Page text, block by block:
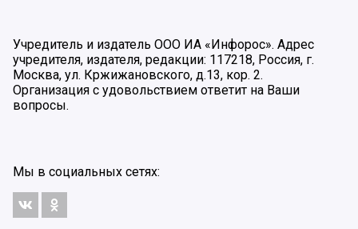
Учредитель и издатель ООО ИА «Инфорос». Адрес
учредителя, издателя, редакции: 117218, Россия, г.
Москва, ул. Кржижановского, д.13, кор. 2.
Организация с удовольствием ответит на Ваши
вопросы.
Мы в социальных сетях: